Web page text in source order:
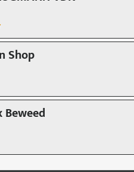
Shop
Beweed